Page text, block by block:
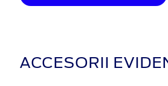
ACCESORII